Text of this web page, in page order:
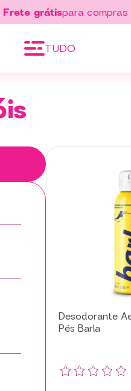
Frete grátispara
TUDO
Desodorante
Pés Barla